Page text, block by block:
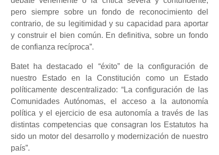
pero siempre sobre un fondo de reconocimiento del
contrario, de su legitimidad y su capacidad para aportar
y construir el bien común. En definitiva, sobre un fondo
de confianza recíproca”.
Batet ha destacado el “éxito” de la configuración de
nuestro Estado en la Constitución como un Estado
políticamente descentralizado: “La configuración de las
Comunidades Autónomas, el acceso a la autonomía
política y el ejercicio de esa autonomía a través de las
distintas competencias que consagran los Estatutos ha
sido un motor del desarrollo y modernización de nuestro
país”.